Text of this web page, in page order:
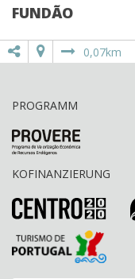
FUNDÃO
0,07km
PROGRAMM
KOFINANZIERUNG